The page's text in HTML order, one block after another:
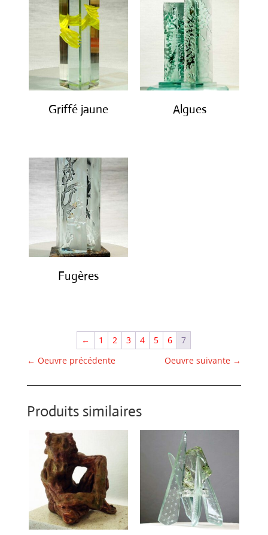
Griffé jaune Algues
Fugères
← 1 2 3 4 5 6
7
← Oeuvre précédente Oeuvre suivante →
Produits similaires